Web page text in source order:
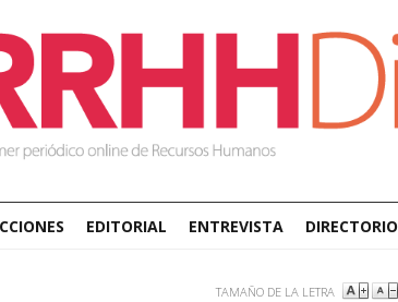
EDITORIAL ENTREVISTA DIRECTORIO
TAMAÑO DE LA LETRA